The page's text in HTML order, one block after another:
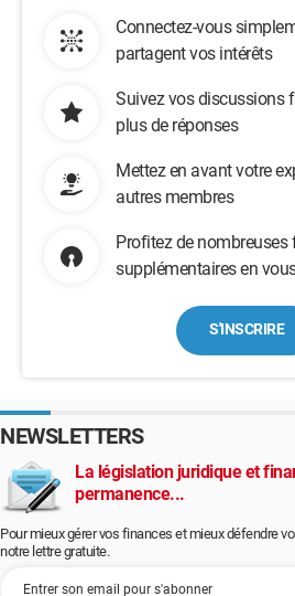
Connectez-vous
partagent vos intérêts
Suivez vos discussions
plus de réponses
Mettez en avant votre
autres membres
Profitez de
supplémentaires en
S'INSCRIRE
NEWSLETTERS
La législation juridique et
permanence...
Pour mieux gérer vos finances et mieux défendre
notre lettre gratuite.